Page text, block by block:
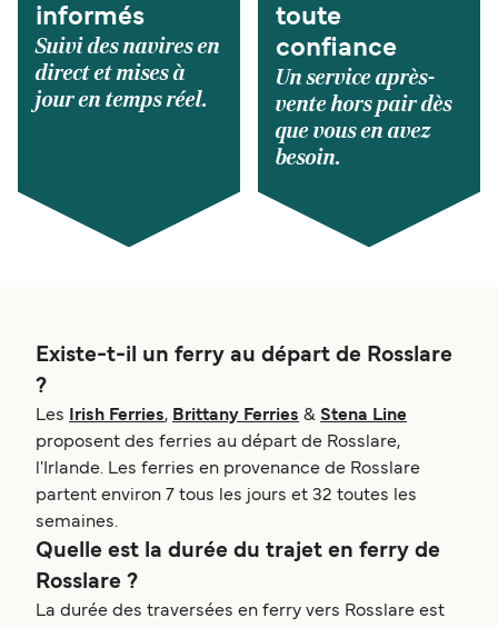
informés
Suivi des navires en
direct et mises à
jour en temps réel.
toute
confiance
Un service après-
vente hors pair dès
que vous en avez
besoin.
Existe-t-il un ferry au départ de Rosslare
?
Les Irish Ferries, Brittany Ferries & Stena Line
proposent des ferries au départ de Rosslare,
l'Irlande. Les ferries en provenance de Rosslare
partent environ 7 tous les jours et 32 toutes les
semaines.
Quelle est la durée du trajet en ferry de
Rosslare ?
La durée des traversées en ferry vers Rosslare est